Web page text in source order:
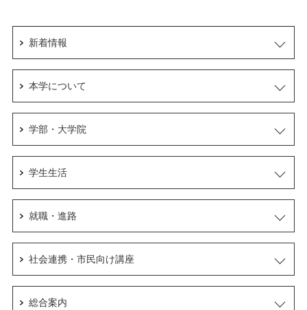
新着情報
本学について
学部・大学院
学生生活
就職・進路
社会連携・市民向け講座
総合案内